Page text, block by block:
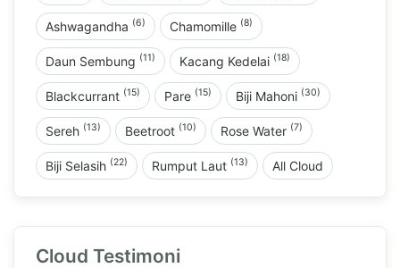
Ashwagandha (6) Chamomille (8)
Daun Sembung (11) Kacang Kedelai (18)
Blackcurrant (15) Pare (15) Biji Mahoni (30)
Sereh (13) Beetroot (10) Rose Water (7)
Biji Selasih (22) Rumput Laut (13) All Cloud
Cloud Testimoni